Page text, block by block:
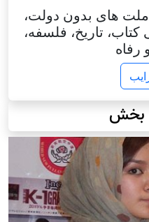
های بدون دولت،
کتاب، تاریخ، فلسفه،
رفاه
بخش